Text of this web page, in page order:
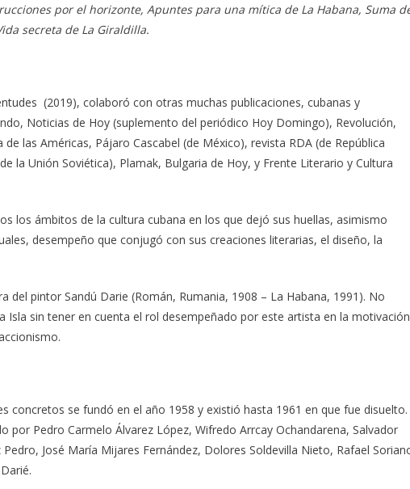
por el horizonte, Apuntes para una mítica de La Habana, Suma
secreta de La Giraldilla.
(2019), colaboró con otras muchas publicaciones, cubanas y
Noticias de Hoy (suplemento del periódico Hoy Domingo), Revolución,
las Américas, Pájaro Cascabel (de México), revista RDA (de República
la Unión Soviética), Plamak, Bulgaria de Hoy, y Frente Literario y Cultura
los ámbitos de la cultura cubana en los que dejó sus huellas, asimismo
desempeño que conjugó con sus creaciones literarias, el diseño, la
del pintor Sandú Darie (Román, Rumania, 1908 – La Habana, 1991). No
Isla sin tener en cuenta el rol desempeñado por este artista en la motivación
concretos se fundó en el año 1958 y existió hasta 1961 en que fue disuelto.
por Pedro Carmelo Álvarez López, Wifredo Arrcay Ochandarena, Salvador
José María Mijares Fernández, Dolores Soldevilla Nieto, Rafael